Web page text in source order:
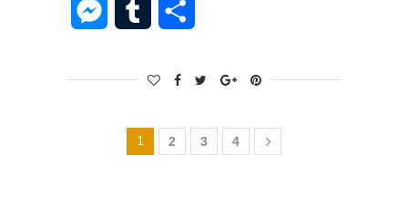
Messenger
Tumblr
1 2 3 4